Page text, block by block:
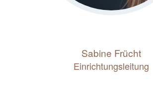
Sabine Frücht
Einrichtungsleitung